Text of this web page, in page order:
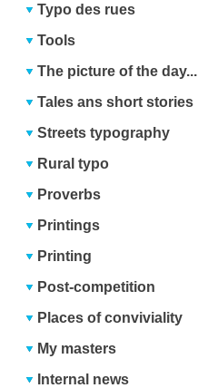
Typo des rues
Tools
The picture of the day...
Tales ans short stories
Streets typography
Rural typo
Proverbs
Printings
Printing
Post-competition
Places of conviviality
My masters
Internal news